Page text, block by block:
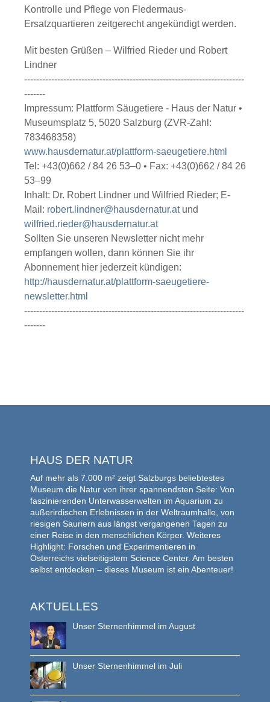
Kontrolle und Pflege von Fledermaus-
Ersatzquartieren zeitgerecht angekündigt werden.
Mit besten Grüßen – Wilfried Rieder und Robert
Lindner
-------------------------------------------------------------------------
-------
Impressum: Plattform Säugetiere - Haus der Natur •
Museumsplatz 5, 5020 Salzburg (ZVR-Zahl:
783468358)
www.hausdernatur.at/plattform-saeugetiere.html
Tel: +43(0)662 / 84 26 53–0 • Fax: +43(0)662 / 84 26
53–99
Inhalt: Dr. Robert Lindner und Wilfried Rieder; E-
Mail: robert.lindner@hausdernatur.atund
wilfried.rieder@hausdernatur.at
Sollten Sie unseren Newsletter nicht mehr
empfangen wollen, dann können Sie ihr
Abonnement hier jederzeit kündigen:
http://hausdernatur.at/plattform-saeugetiere-
newsletter.html
-------------------------------------------------------------------------
-------
HAUS DER NATUR
Auf mehr als 7.000 m² zeigt Salzburgs beliebtestes
Museum die Natur von ihrer spannendsten Seite: Von
faszinierenden Unterwasserwelten im Aquarium zu
außerirdischen Erlebnissen in der Weltraumhalle, von
riesigen Sauriern aus längst vergangenen Tagen zu
einer Reise in den menschlichen Körper. Weiteres
Highlight: Forschen und Experimentieren in
Österreichs vielseitigstem Science Center. Am besten
selbst entdecken – dieses Museum ist ein Abenteuer!
AKTUELLES
Unser Sternenhimmel im August
Unser Sternenhimmel im Juli